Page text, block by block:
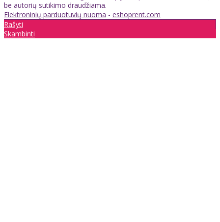
be autorių sutikimo draudžiama.
Elektroninių parduotuvių nuoma - eshoprent.com
Rašyti
Skambinti